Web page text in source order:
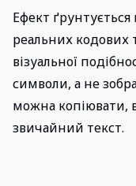
Ефект
реальних кодових
візуальної
символи, а не
можна копіювати,
звичайний текст.